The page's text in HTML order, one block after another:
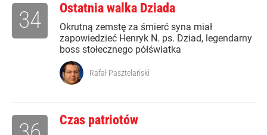
Ostatnia walka Dziada
Okrutną zemstę za śmierć syna miał
zapowiedzieć Henryk N. ps. Dziad, legendarny
boss stołecznego półświatka
34
Rafał Pasztelański
Czas patriotów